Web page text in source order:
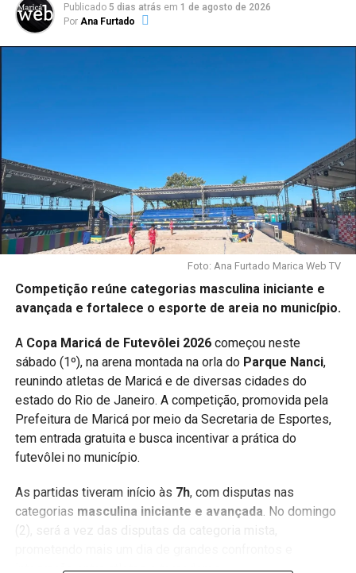
Publicado 5 dias atrás em 1 de agosto de 2026
Por Ana Furtado
Foto: Ana Furtado Marica Web TV
Competição reúne categorias masculina iniciante e
avançada e fortalece o esporte de areia no município.
A Copa Maricá de Futevôlei 2026começou neste
sábado (1º), na arena montada na orla do Parque Nanci,
reunindo atletas de Maricá e de diversas cidades do
estado do Rio de Janeiro. A competição, promovida pela
Prefeitura de Maricá por meio da Secretaria de Esportes,
tem entrada gratuita e busca incentivar a prática do
futevôlei no município.
As partidas tiveram início às 7h, com disputas nas
categorias masculina iniciante e avançada. No domingo
(2), será a vez das disputas da categoria mista,
integração entre atletas e torcedores.